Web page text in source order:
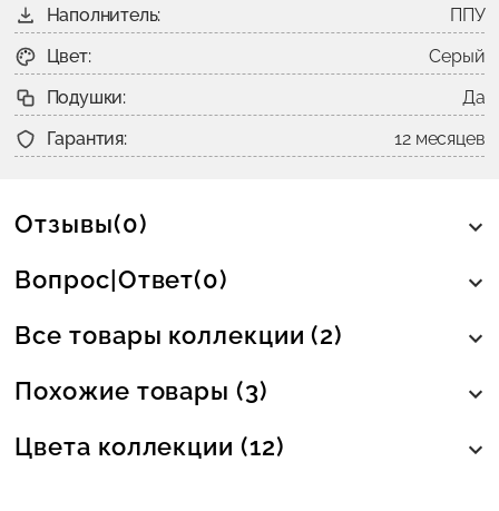
Наполнитель:
ППУ
Цвет:
Серый
Подушки:
Да
Гарантия:
12 месяцев
Отзывы(0)
Вопрос|Ответ(0)
Все товары коллекции (2)
Похожие товары (3)
Цвета коллекции (12)